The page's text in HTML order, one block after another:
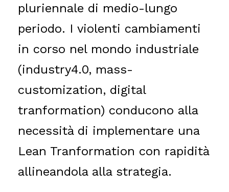
pluriennale di medio-lungo
periodo. I violenti cambiamenti
in corso nel mondo industriale
(industry4.0, mass-
customization, digital
tranformation) conducono alla
necessità di implementare una
Lean Tranformation con rapidità
allineandola alla strategia.